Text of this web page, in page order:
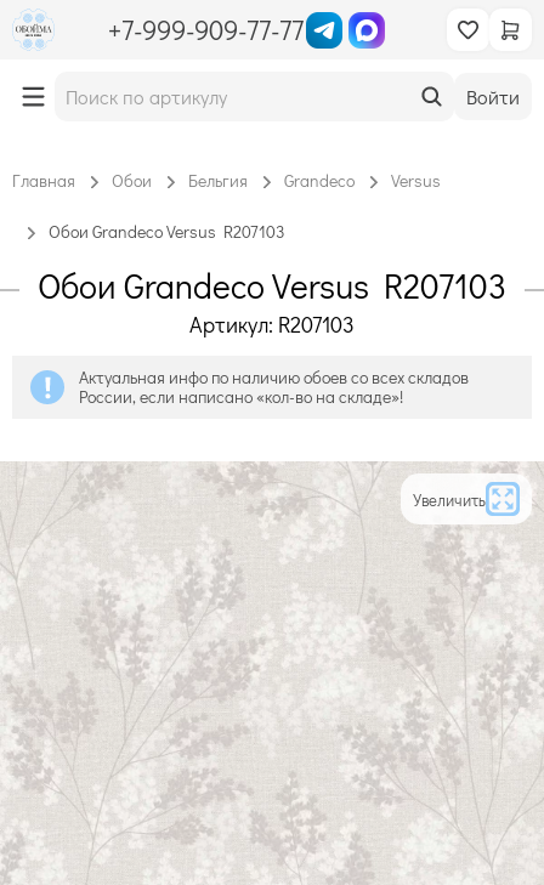
+7-999-909-77-77
Войти
Главная Обои Бельгия Grandeco Versus
Обои Grandeco Versus R207103
Обои Grandeco Versus R207103
Артикул: R207103
Актуальная инфо по наличию обоев со всех складов
России, если написано «кол-во на складе»!
Увеличить